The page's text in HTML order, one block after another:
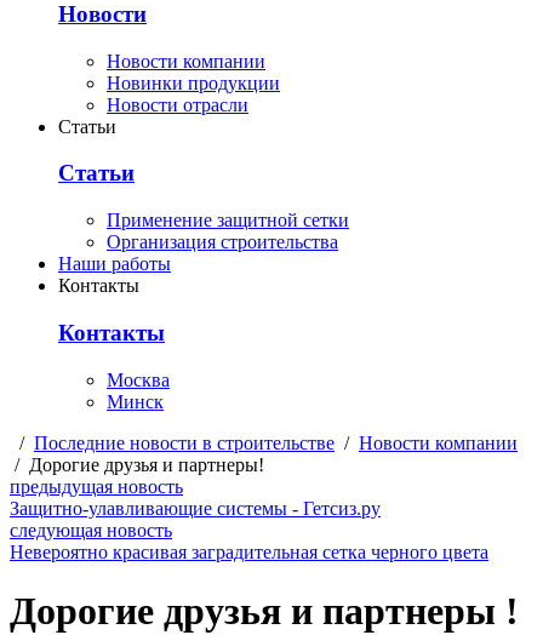
Новости
Новости компании
Новинки продукции
Новости отрасли
Статьи
Статьи
Применение защитной сетки
Организация строительства
Наши работы
Контакты
Контакты
Москва
Минск
/ Последние новости в строительстве / Новости компании
/ Дорогие друзья и партнеры!
предыдущая новость
Защитно-улавливающие системы - Гетсиз.ру
следующая новость
Невероятно красивая заградительная сетка черного цвета
Дорогие друзья и партнеры !